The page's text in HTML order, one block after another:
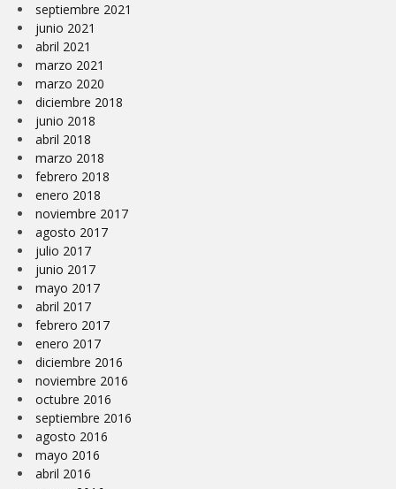
septiembre 2021
junio 2021
abril 2021
marzo 2021
marzo 2020
diciembre 2018
junio 2018
abril 2018
marzo 2018
febrero 2018
enero 2018
noviembre 2017
agosto 2017
julio 2017
junio 2017
mayo 2017
abril 2017
febrero 2017
enero 2017
diciembre 2016
noviembre 2016
octubre 2016
septiembre 2016
agosto 2016
mayo 2016
abril 2016